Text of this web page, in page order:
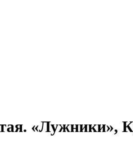
«Лужники»,